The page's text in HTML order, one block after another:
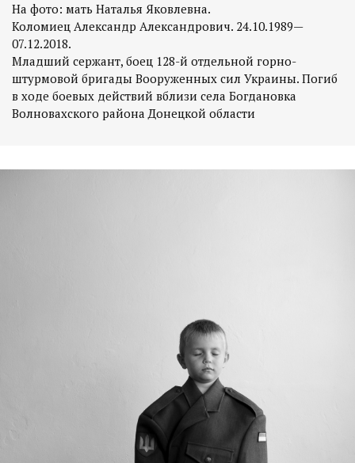
На фото: мать Наталья Яковлевна.
Коломиец Александр Александрович. 24.10.1989—
07.12.2018.
Младший сержант, боец 128-й отдельной горно-
штурмовой бригады Вооруженных сил Украины. Погиб
в ходе боевых действий вблизи села Богдановка